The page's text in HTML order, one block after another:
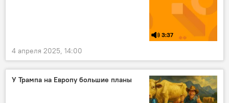
3:37
4 апреля 2025, 14:00
У Трампа на Европу большие планы